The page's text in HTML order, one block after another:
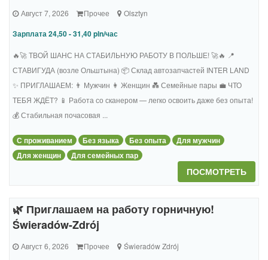
Август 7, 2026 Прочее Olsztyn
Зарплата 24,50 - 31,40 pln/час
🔥🚀 ТВОЙ ШАНС НА СТАБИЛЬНУЮ РАБОТУ В ПОЛЬШЕ! 🚀🔥 📍
СТАВИГУДА (возле Ольштына) 📦 Склад автозапчастей INTER LAND
✨ ПРИГЛАШАЕМ: 👨 Мужчин 👩 Женщин 💑 Семейные пары 💼 ЧТО
ТЕБЯ ЖДЁТ? 📱 Работа со сканером — легко освоить даже без опыта!
💰 Стабильная почасовая ...
С проживанием Без языка Без опыта
Для мужчин
Для женщин
Для семейных пар
ПОСМОТРЕТЬ
🌿 Приглашаем на работу горничную!
Świeradów-Zdrój
Август 6, 2026 Прочее Świeradów Zdrój